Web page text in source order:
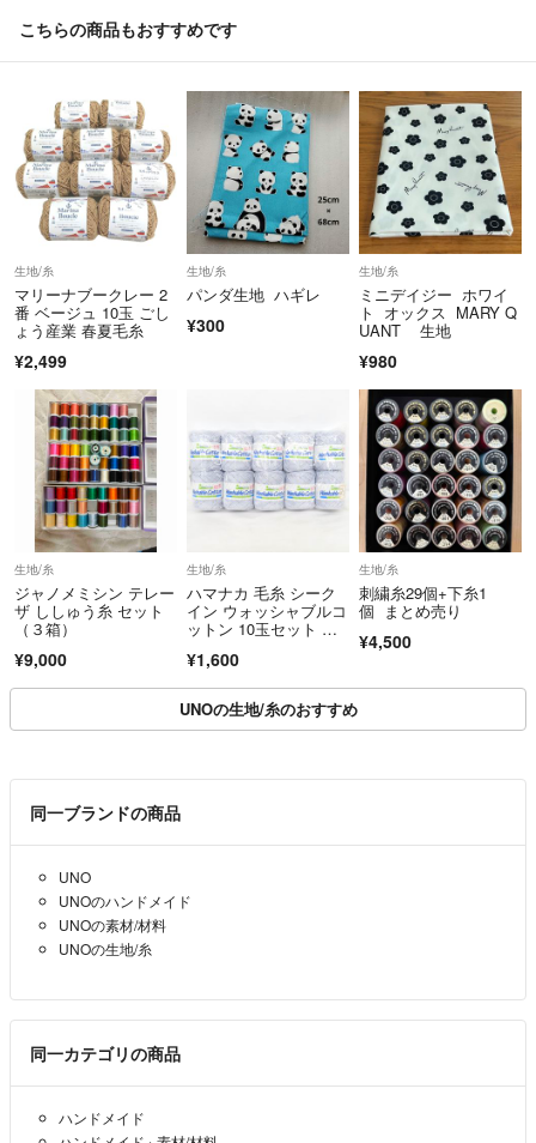
下さい🙇‍♀️
⚠️ガーゼお布巾ですが、値上げをいたしました🙇‍♀️
ガーゼお布巾ですが、新生活にもいかがでしょうか？キッチンが明るく
なると思います╰(*´︶`*)╯♡
ガーゼお布巾ですが、飲食店の方にも使っていただいています╰(*´︶`*)
ガーゼハンカチは、出産祝いにとても人気の商品です╰(*´︶`*)╯♡
使いやすいと、とても評判の良い商品となっております💕
こちらのガーゼお布巾を使うと他のは使えないと言う嬉しい言葉も聞か
れます。ハンカチも同様です💕
ガーゼお布巾は、背景が白いものはハンカチでも使えるのでお布巾とハ
ンカチと両方使えます。
シンプルなプレゼントラッピングも無料でできますので、ご希望の方は
コメントいただけたら幸いです。
⚠️ガーゼお布巾ですが、他の所でも出品していますので、突然の消去ご
際、コメントをいただけたら幸いです。
けたら幸いです。
土曜日、日曜日、の発送は月曜日に発送いたします。
⚠️都合が悪い場合は、発送が少し遅れてしまいますがご了承いただけた
ら幸いです。
こちらの商品もおすすめです
生地/糸
マリーナブークレー 2
番 ベージュ 10玉 ごし
ょう産業 春夏毛糸
¥2,499
生地/糸
パンダ生地 ハギレ
¥300
生地/糸
ミニデイジー ホワイ
ト オックス MARY Q
UANT 生地
¥980
生地/糸
ジャノメミシン テレー
ザ ししゅう糸 セット
（３箱）
¥9,000
生地/糸
ハマナカ 毛糸 シーク
イン ウォッシャブルコ
ットン 10玉セット 色
品【中古】
¥1,600
生地/糸
刺繍糸29個+下糸1
個 まとめ売り
¥4,500
UNOの生地/糸のおすすめ
同一ブランドの商品
UNO
UNOのハンドメイド
UNOの素材/材料
UNOの生地/糸
同一カテゴリの商品
ハンドメイド